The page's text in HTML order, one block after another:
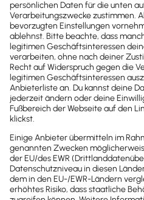
Nutzen Sie dafür
Dashboards oder
nur wenigen Klicks
Dashboards erstellen
individuelle Statistiken
möchten. Behalten
am PC oder am
Überblick über Ihre